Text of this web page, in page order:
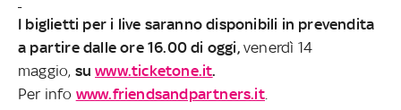
I biglietti per i live saranno disponibili in prevendita
a partire dalle ore 16.00 di oggi, venerdì 14
maggio, suwww.ticketone.it.
Per info www.friendsandpartners.it.